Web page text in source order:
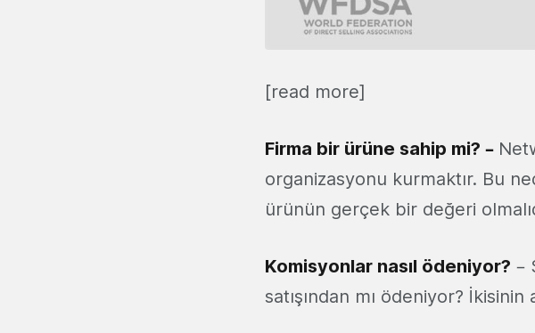
[read more]
Firma bir ürüne sahip mi? –
organizasyonu kurmaktır. Bu
ürünün gerçek bir değeri
Komisyonlar nasıl ödeniyor? –
satışından mı ödeniyor?